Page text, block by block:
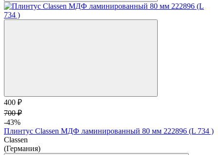
400 ₽
700 ₽
-43%
Плинтус Classen МДФ ламинированный 80 мм 222896 (L 734 )
Classen
(Германия)